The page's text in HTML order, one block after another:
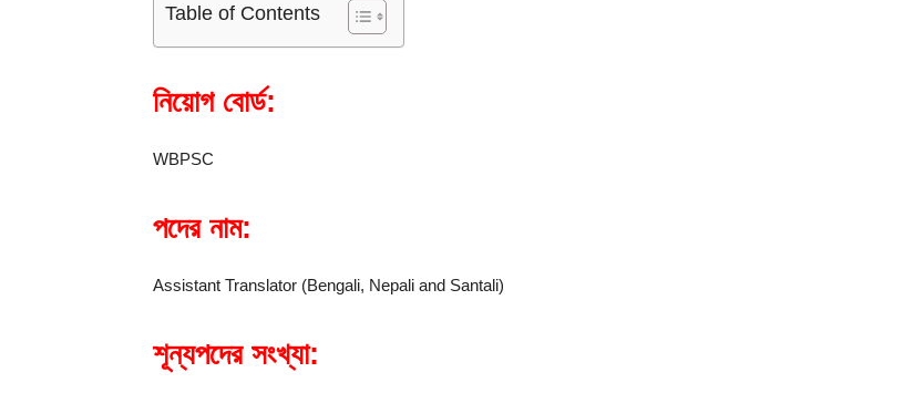
Table of Contents
নিয়োগ বোর্ড:
WBPSC
পদের নাম:
Assistant Translator (Bengali, Nepali and Santali)
শূন্যপদের সংখ্যা: